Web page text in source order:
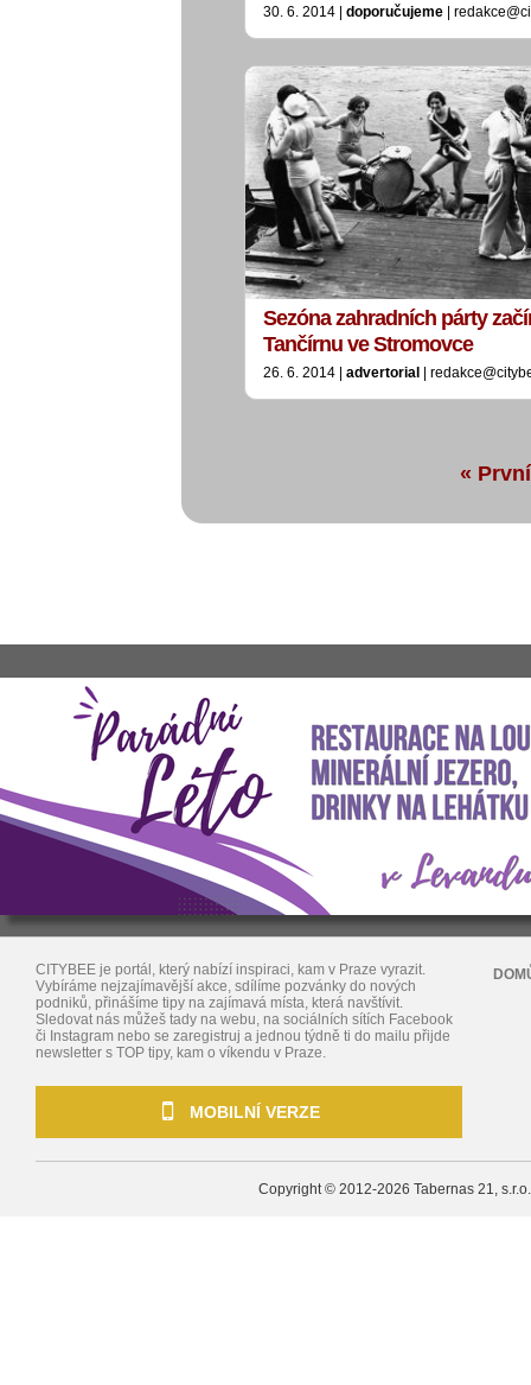
30. 6. 2014 | doporučujeme |
Sezóna zahradních párty
Tančírnu ve Stromovce
26. 6. 2014 | advertorial |
« První
CITYBEE je portál, který nabízí inspiraci, kam v Praze vyrazit.
Vybíráme nejzajímavější akce, sdílíme pozvánky do nových
podniků, přinášíme tipy na zajímavá místa, která navštívit.
Sledovat nás můžeš tady na webu, na sociálních sítích Facebook
či Instagram nebo se zaregistruj a jednou týdně ti do mailu přijde
newsletter s TOP tipy, kam o víkendu v Praze.
MOBILNÍ VERZE
Copyright © 2012-2026 Tabernas 21, s.r.o.